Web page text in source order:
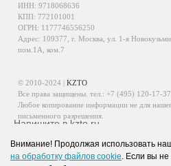
ИНН: 9718068636
КПП: 772101001
ОГРН: 1177746556250
Адрес: 109377, г. Москва, ул. 1-я
пом.1А, ком.7
© 2010-2024 |KZTO
Все права защищены. тел.: +7 (495) 120-17-37
Любое копирование информации не для
письменного разрешения.
Информация, размещенная на сайте, не
Политика обработки персональных данных
Политика конфиденциальности
Напишите в kzto.ru
Внимание! Продолжая использовать
на обработку файлов cookie. Если вы